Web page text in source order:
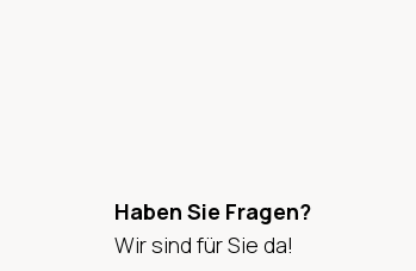
Haben Sie Fragen?
Wir sind für Sie da!